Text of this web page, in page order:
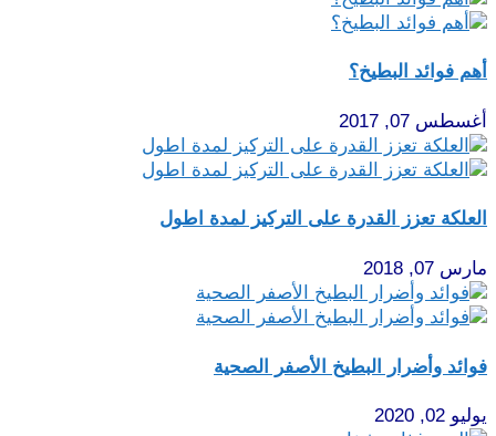
أهم فوائد البطيخ؟
أغسطس 07, 2017
العلكة تعزز القدرة على التركيز لمدة اطول
مارس 07, 2018
فوائد وأضرار البطيخ الأصفر الصحية
يوليو 02, 2020